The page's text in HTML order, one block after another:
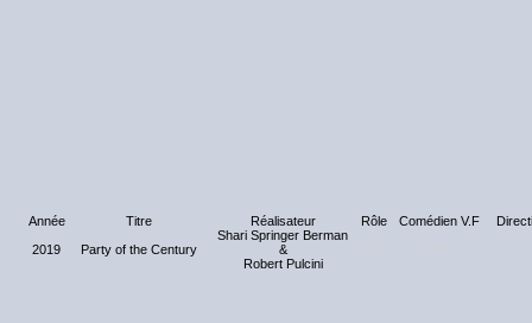
Année Titre Réalisateur Rôle Comédien V.F
2019
Party of the Century
Shari Springer Berman
&
Robert Pulcini